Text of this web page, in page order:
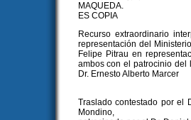
MAQUEDA.
ES COPIA
Recurso extraordinario
representación del
Felipe Pitrau en
ambos con el patrocinio del
Dr. Ernesto Alberto Marcer
Traslado contestado por el
Mondino,